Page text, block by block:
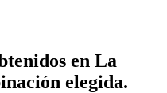
en La
elegida.